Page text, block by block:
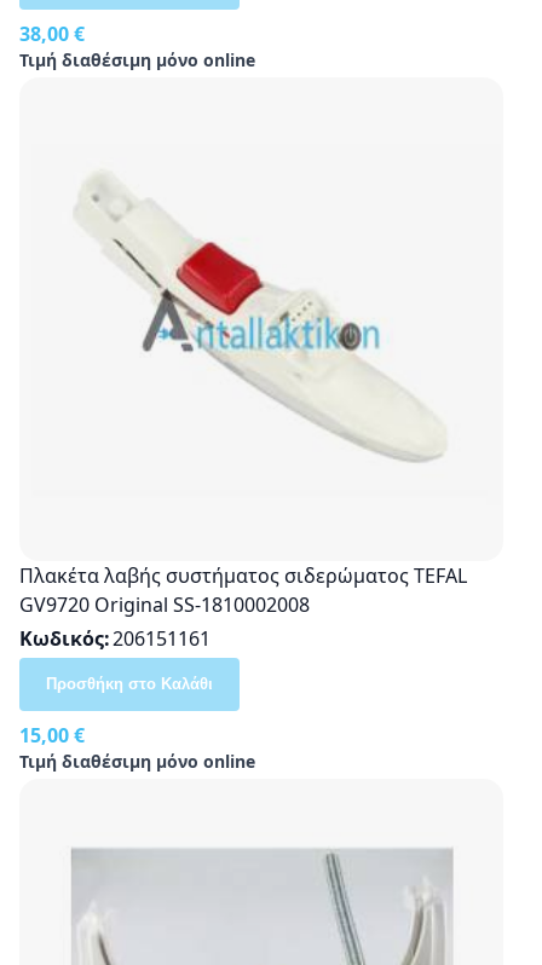
38,00 €
Τιμή διαθέσιμη μόνο online
Πλακέτα λαβής συστήματος σιδερώματος TEFAL
GV9720 Original SS-1810002008
Κωδικός 206151161
15,00 €
Τιμή διαθέσιμη μόνο online
Προσθήκη στο Καλάθι